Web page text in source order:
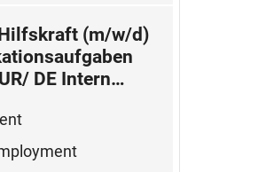
(m/w/d)
DE Intern…